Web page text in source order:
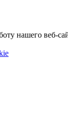
нашего веб-